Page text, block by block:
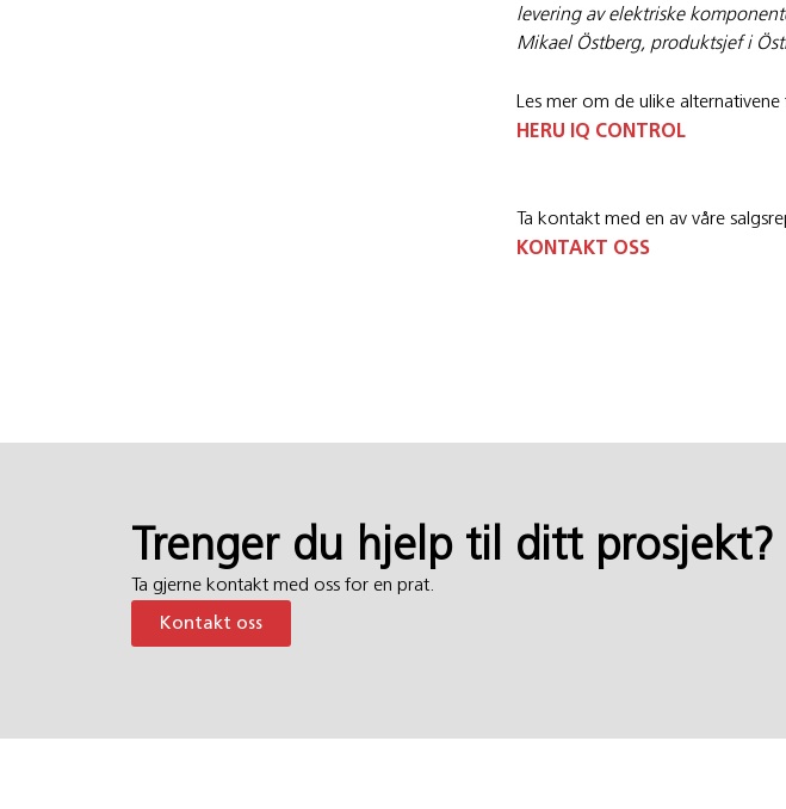
levering av elektriske
Mikael Östberg, produktsjef i
Les mer om de ulike
HERU IQ CONTROL
Ta kontakt med en av våre
KONTAKT OSS
Trenger du hjelp til ditt prosjekt?
Ta gjerne kontakt med oss for en prat.
Kontakt oss